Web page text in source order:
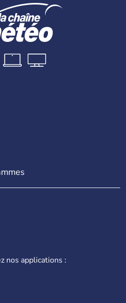
nos applications :